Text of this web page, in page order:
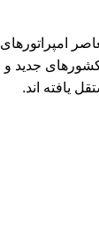
امپراتورهای
کشورهای جدید و
یافته اند.